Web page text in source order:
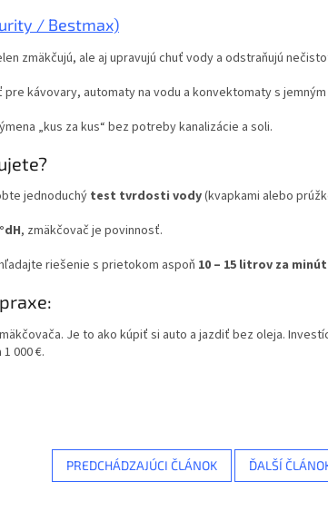
/ Bestmax)
zmäkčujú, ale aj upravujú chuť vody a odstraňujú
kávovary, automaty na vodu a konvektomaty s jemným
„kus za kus“ bez potreby kanalizácie a soli.
jednoduchýtest tvrdosti vody(kvapkami alebo
, zmäkčovač je povinnosť.
riešenie s prietokom aspoň 10 – 15 litrov za
Je to ako kúpiť si auto a jazdiť bez oleja.
000 €.
PREDCHÁDZAJÚCI ČLÁNOK ĎALŠÍ